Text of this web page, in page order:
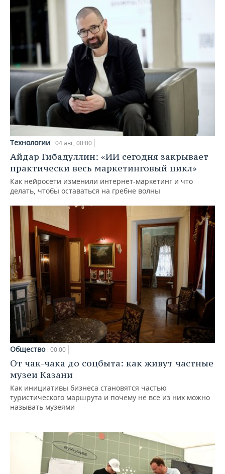
Технологии 04 авг, 00:00
Айдар Гибадуллин: «ИИ сегодня закрывает
практически весь маркетинговый цикл»
Как нейросети изменили интернет-маркетинг и что
делать, чтобы оставаться на гребне волны
Общество 00:00
От чак-чака до соцбыта: как живут частные
музеи Казани
Как инициативы бизнеса становятся частью
туристического маршрута и почему не все из них можно
называть музеями